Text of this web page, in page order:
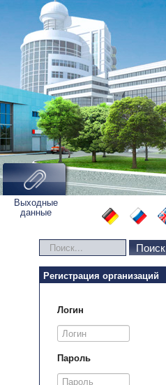
Выходные
данные
Искать... Поиск
Регистрация организаций
Логин
Пароль